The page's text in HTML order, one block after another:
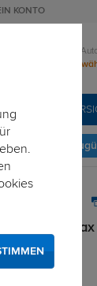
KONTO
Mein
Bitte
zur
Isuzu D-